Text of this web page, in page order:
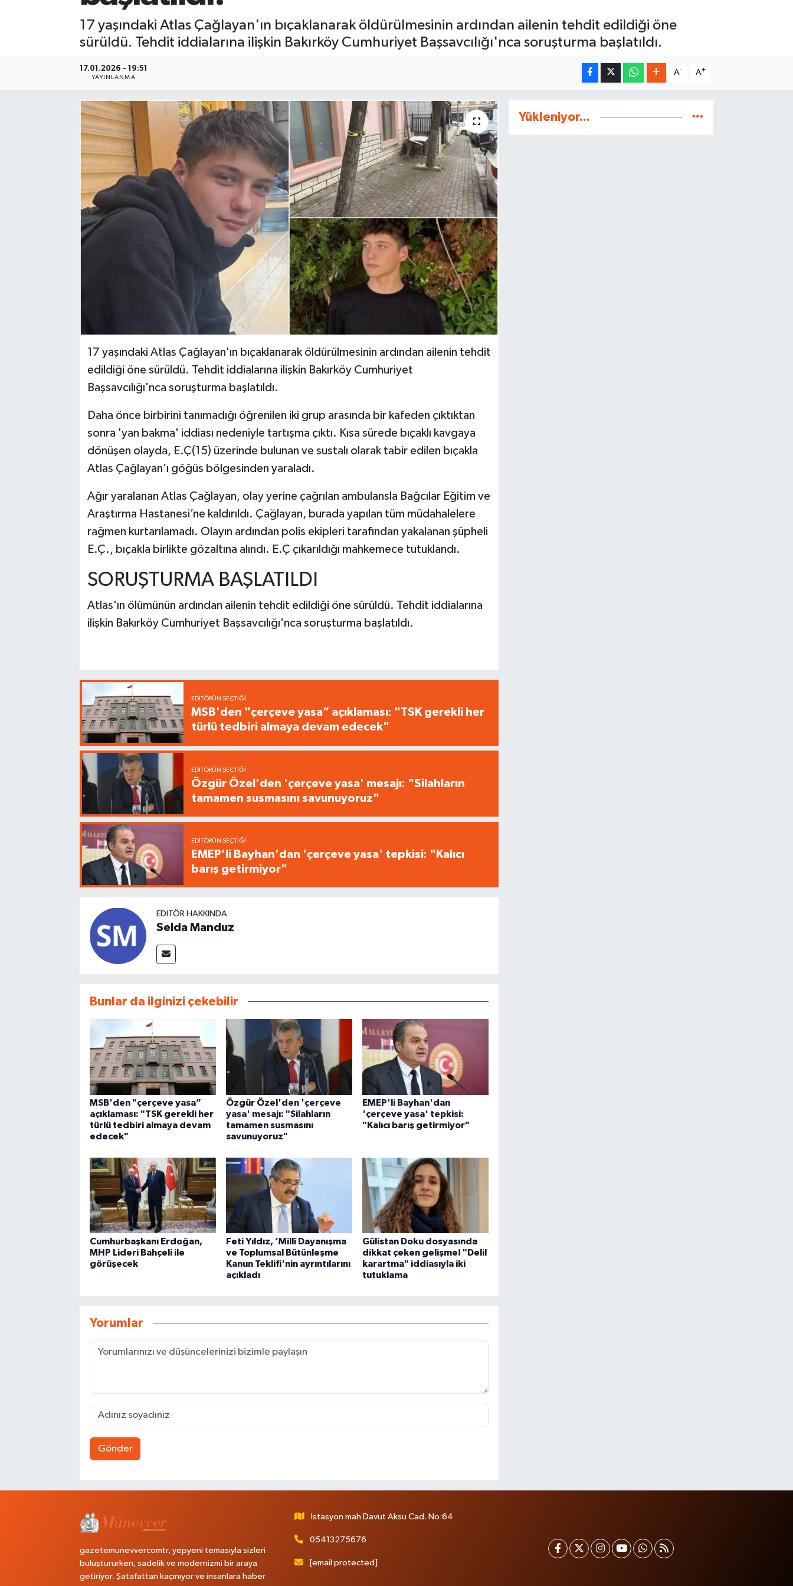
17 yaşındaki Atlas Çağlayan'ın bıçaklanarak öldürülmesinin ardından ailenin tehdit edildiği öne
sürüldü. Tehdit iddialarına ilişkin Bakırköy Cumhuriyet Başsavcılığı'nca soruşturma başlatıldı.
17.01.2026 - 19:51
YAYINLANMA
A- A+
17 yaşındaki Atlas Çağlayan'ın bıçaklanarak öldürülmesinin ardından ailenin tehdit
edildiği öne sürüldü. Tehdit iddialarına ilişkin Bakırköy Cumhuriyet
Başsavcılığı'nca soruşturma başlatıldı.
Daha önce birbirini tanımadığı öğrenilen iki grup arasında bir kafeden çıktıktan
sonra 'yan bakma' iddiası nedeniyle tartışma çıktı. Kısa sürede bıçaklı kavgaya
dönüşen olayda, E.Ç(15) üzerinde bulunan ve sustalı olarak tabir edilen bıçakla
Atlas Çağlayan’ı göğüs bölgesinden yaraladı.
Ağır yaralanan Atlas Çağlayan, olay yerine çağrılan ambulansla Bağcılar Eğitim ve
Araştırma Hastanesi’ne kaldırıldı. Çağlayan, burada yapılan tüm müdahalelere
rağmen kurtarılamadı. Olayın ardından polis ekipleri tarafından yakalanan şüpheli
E.Ç., bıçakla birlikte gözaltına alındı. E.Ç çıkarıldığı mahkemece tutuklandı.
SORUŞTURMA BAŞLATILDI
Atlas'ın ölümünün ardından ailenin tehdit edildiği öne sürüldü. Tehdit iddialarına
ilişkin Bakırköy Cumhuriyet Başsavcılığı'nca soruşturma başlatıldı.
EDITÖRÜN SEÇTIĞI
MSB'den "çerçeve yasa” açıklaması: "TSK gerekli her
türlü tedbiri almaya devam edecek"
EDITÖRÜN SEÇTIĞI
Özgür Özel'den 'çerçeve yasa' mesajı: "Silahların
tamamen susmasını savunuyoruz"
EDITÖRÜN SEÇTIĞI
EMEP'li Bayhan'dan 'çerçeve yasa' tepkisi: "Kalıcı
barış getirmiyor"
EDITÖR HAKKINDA
Selda Manduz
Bunlar da ilginizi çekebilir
MSB'den "çerçeve yasa”
açıklaması: "TSK gerekli her
türlü tedbiri almaya devam
edecek"
Özgür Özel'den 'çerçeve
yasa' mesajı: "Silahların
tamamen susmasını
savunuyoruz"
EMEP'li Bayhan'dan
'çerçeve yasa' tepkisi:
"Kalıcı barış getirmiyor"
Cumhurbaşkanı Erdoğan,
MHP Lideri Bahçeli ile
görüşecek
Feti Yıldız, ‘Millî Dayanışma
ve Toplumsal Bütünleşme
Kanun Teklifi'nin ayrıntılarını
açıkladı
Gülistan Doku dosyasında
dikkat çeken gelişme! "Delil
karartma" iddiasıyla iki
tutuklama
Yorumlar
Gönder
Yükleniyor...
gazetemunevvercomtr, yepyeni temasıyla sizleri
buluştururken, sadelik ve modernizmi bir araya
getiriyor. Şatafattan kaçınıyor ve insanlara haber
İstasyon mah Davut Aksu Cad. No:64
05413275676
[email protected]